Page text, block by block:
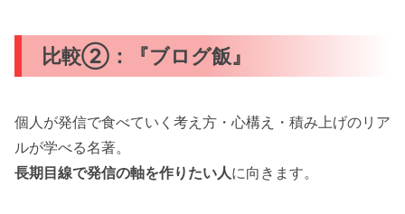
比較②：『ブログ飯』
個人が発信で食べていく考え方・心構え・積み上げのリア
ルが学べる名著。
長期目線で発信の軸を作りたい人に向きます。